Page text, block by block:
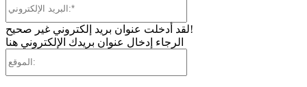
لقد أدخلت عنوان بريد إلكتروني غير صحيح!
الرجاء إدخال عنوان بريدك الإلكتروني هنا